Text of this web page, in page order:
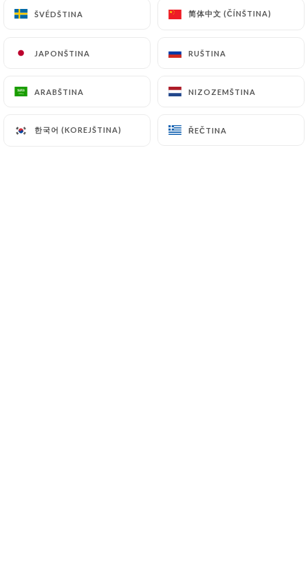
ŠVÉDŠTINA 简体中文 (ČÍNŠTINA)
JAPONŠTINA RUŠTINA
ARABŠTINA NIZOZEMŠTINA
한국어 (KOREJŠTINA) ŘEČTINA
ŠVÉDŠTINA 简体中文 (ČÍNŠTINA)
JAPONŠTINA RUŠTINA
ARABŠTINA NIZOZEMŠTINA
한국어 (KOREJŠTINA) ŘEČTINA